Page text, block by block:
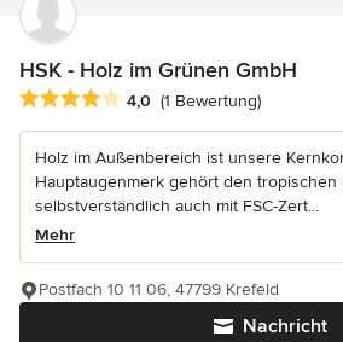
HSK - Holz im Grünen GmbH
Durchschnittliche Bewertung: 4 von 5
4,0 (1 Bewertung)
Holz im Außenbereich ist unsere
Hauptaugenmerk gehört den tropischen
selbstverständlich auch mit FSC-Zert...
Mehr
Nachricht
Postfach 10 11 06, 47799 Krefeld